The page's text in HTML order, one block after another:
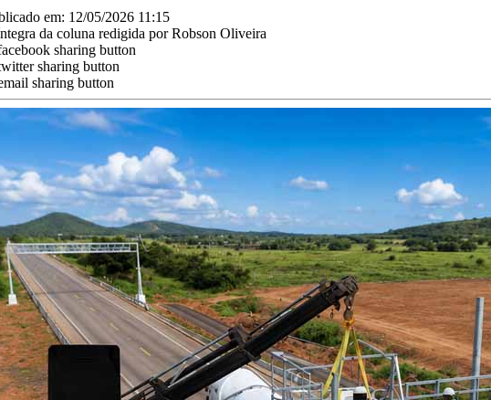
em: 12/05/2026 11:15
da coluna redigida por Robson Oliveira